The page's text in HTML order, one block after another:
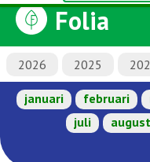
Folia
2026 2025
januari februari
juli